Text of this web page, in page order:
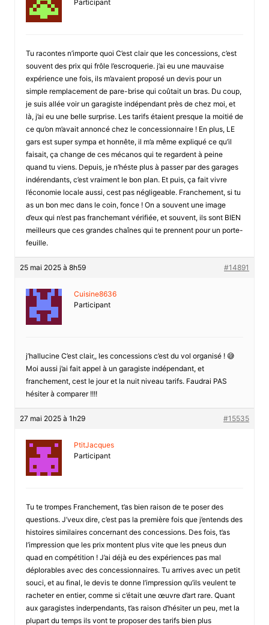
Participant
Tu racontes n’importe quoi C’est clair que les concessions, c’est
souvent des prix qui frôle l’escroquerie. j’ai eu une mauvaise
expérience une fois, ils m’avaient proposé un devis pour un
simple remplacement de pare-brise qui coûtait un bras. Du coup,
je suis allée voir un garagiste indépendant près de chez moi, et
là, j’ai eu une belle surprise. Les tarifs étaient presque la moitié de
ce qu’on m’avait annoncé chez le concessionnaire ! En plus, LE
gars est super sympa et honnête, il m’a même expliqué ce qu’il
faisait, ça change de ces mécanos qui te regardent à peine
quand tu viens. Depuis, je n’héste plus à passer par des garages
indérendants, c’est vraiment le bon plan. Et puis, ça fait vivre
l’économie locale aussi, cest pas négligeable. Franchement, si tu
as un bon mec dans le coin, fonce ! On a souvent une image
d’eux qui n’est pas franchemant vérifiée, et souvent, ils sont BIEN
meilleurs que ces grandes chaînes qui te prennent pour un porte-
feuille.
25 mai 2025 à 8h59 #14891
Cuisine8636
Participant
j’hallucine C’est clair,, les concessions c’est du vol organisé ! 😅
Moi aussi j’ai fait appel à un garagiste indépendant, et
franchement, cest le jour et la nuit niveau tarifs. Faudrai PAS
hésiter à comparer !!!!
27 mai 2025 à 1h29 #15535
PtitJacques
Participant
Tu te trompes Franchement, t’as bien raison de te poser des
questions. J’veux dire, c’est pas la première fois que j’entends des
histoires similaires concernant des concessions. Des fois, t’as
l’impression que les prix montent plus vite que les pneus dun
quad en compétition ! J’ai déjà eu des expériences pas mal
déplorables avec des concessionnaires. Tu arrives avec un petit
souci, et au final, le devis te donne l’impression qu’ils veulent te
racheter en entier, comme si c’était une œuvre d’art rare. Quant
aux garagistes inderpendants, t’as raison d’hésiter un peu, met la
plupart du temps ils vont te proposer des tarifs bien plus